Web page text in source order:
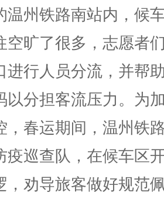
州铁路南站内，候
空旷了很多，志愿者
进行人员分流，并帮
以分担客流压力。为
，春运期间，温州铁
疫巡查队，在候车区
，劝导旅客做好规范